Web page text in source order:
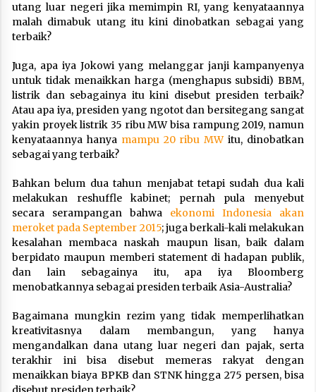
utang luar negeri jika memimpin RI, yang kenyataannya
malah dimabuk utang itu kini dinobatkan sebagai yang
terbaik?
Juga, apa iya Jokowi yang melanggar janji kampanyenya
untuk tidak menaikkan harga (menghapus subsidi) BBM,
listrik dan sebagainya itu kini disebut presiden terbaik?
Atau apa iya, presiden yang ngotot dan bersitegang sangat
yakin proyek listrik 35 ribu MW bisa rampung 2019, namun
kenyataannya hanya mampu 20 ribu MWitu, dinobatkan
sebagai yang terbaik?
Bahkan belum dua tahun menjabat tetapi sudah dua kali
melakukan reshuffle kabinet; pernah pula menyebut
secara serampangan bahwa ekonomi Indonesia akan
meroket pada September 2015; juga berkali-kali melakukan
kesalahan membaca naskah maupun lisan, baik dalam
berpidato maupun memberi statement di hadapan publik,
dan lain sebagainya itu, apa iya Bloomberg
menobatkannya sebagai presiden terbaik Asia-Australia?
Bagaimana mungkin rezim yang tidak memperlihatkan
kreativitasnya dalam membangun, yang hanya
mengandalkan dana utang luar negeri dan pajak, serta
terakhir ini bisa disebut memeras rakyat dengan
menaikkan biaya BPKB dan STNK hingga 275 persen, bisa